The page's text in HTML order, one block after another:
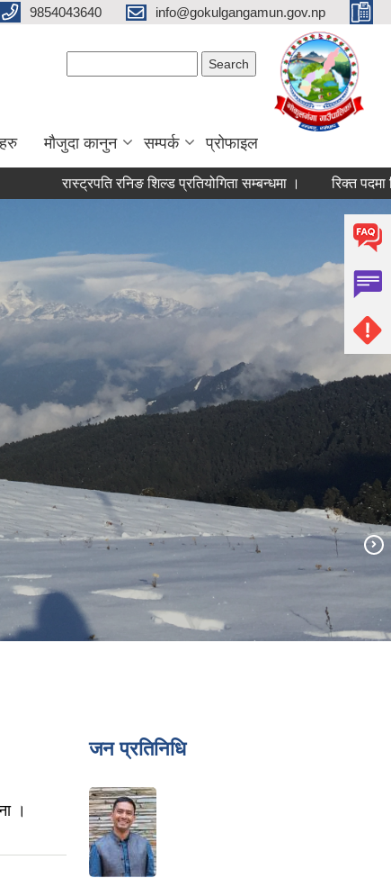
9854043640 info@gokulgangamun.gov.np
मौजुदा कानुन सम्पर्क प्रोफाइल
रास्ट्रपति रनिङ शिल्ड प्रतियोगिता सम्बन्धमा । रिक्त पदमा शिक्षक
‹ previous
।
जन प्रतिनिधि